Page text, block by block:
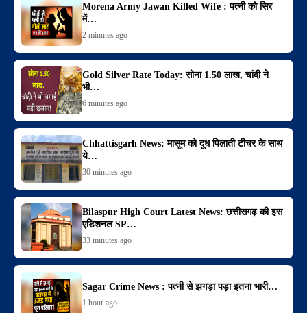
Morena Army Jawan Killed Wife : पत्नी को सिर
में…
2 minutes ago
Gold Silver Rate Today: सोना 1.50 लाख, चांदी ने
भी…
6 minutes ago
Chhattisgarh News: मासूम को दूध पिलाती टीचर के साथ
ये…
30 minutes ago
Bilaspur High Court Latest News: छत्तीसगढ़ की इस
एडिशनल SP…
33 minutes ago
Sagar Crime News : पत्नी से झगड़ा पड़ा इतना भारी…
1 hour ago